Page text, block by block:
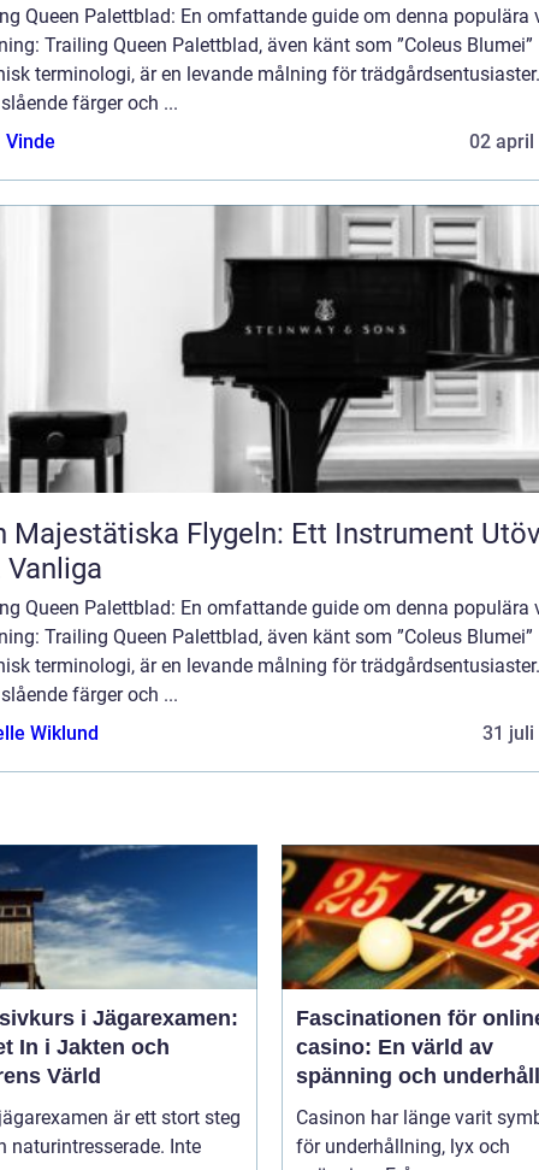
Queen Palettblad: En omfattande guide om denna populära
Trailing Queen Palettblad, även känt som ”Coleus Blumei”
terminologi, är en levande målning för
färger och ...
Vinde
02 april
Majestätiska Flygeln: Ett Instrument
Vanliga
Queen Palettblad: En omfattande guide om denna populära
Trailing Queen Palettblad, även känt som ”Coleus Blumei”
terminologi, är en levande målning för
färger och ...
Wiklund
31 juli
i Jägarexamen:
In i Jakten och
Värld
är ett stort steg
naturintresserade. Inte
Fascinationen för
casino: En värld av
spänning och
Casinon har länge varit
för underhållning, lyx och